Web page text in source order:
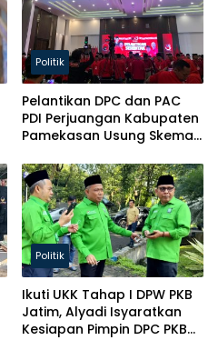
Politik
Pelantikan DPC dan PAC
PDI Perjuangan Kabupaten
Pamekasan Usung Skema
Politik
Ikuti UKK Tahap I DPW PKB
Jatim, Alyadi Isyaratkan
Kesiapan Pimpin DPC PKB